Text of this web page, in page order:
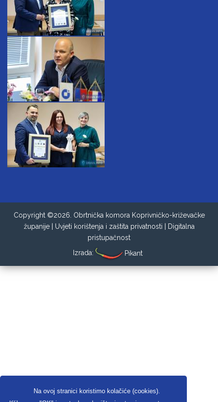
Na ovoj stranici koristimo kolačiće (cookies).
Copyright ©2026. Obrtnička komora Koprivničko-križevačke
županije | Uvjeti korištenja i zaštita privatnosti
Digitalna
pristupačnost
Izrada:
Pikant